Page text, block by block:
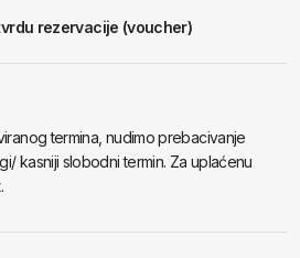
rezervacije (voucher)
termina, nudimo prebacivanje
kasniji slobodni termin. Za uplaćenu